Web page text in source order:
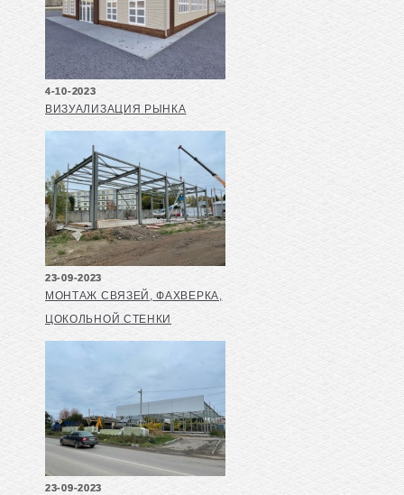
4-10-2023
ВИЗУАЛИЗАЦИЯ РЫНКА
23-09-2023
МОНТАЖ СВЯЗЕЙ, ФАХВЕРКА,
ЦОКОЛЬНОЙ СТЕНКИ
23-09-2023